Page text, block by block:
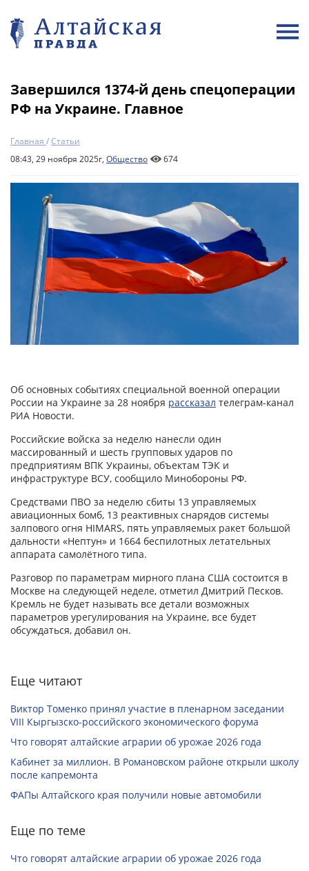
Завершился 1374-й день спецоперации
РФ на Украине. Главное
Главная /Статьи
08:43, 29 ноября 2025г, Общество 674
Об основных событиях специальной военной операции
России на Украине за 28 ноября рассказал телеграм-канал
РИА Новости.
Российские войска за неделю нанесли один
массированный и шесть групповых ударов по
предприятиям ВПК Украины, объектам ТЭК и
инфраструктуре ВСУ, сообщило Минобороны РФ.
Средствами ПВО за неделю сбиты 13 управляемых
авиационных бомб, 13 реактивных снарядов системы
залпового огня HIMARS, пять управляемых ракет большой
дальности «Нептун» и 1664 беспилотных летательных
аппарата самолётного типа.
Разговор по параметрам мирного плана США состоится в
Москве на следующей неделе, отметил Дмитрий Песков.
Кремль не будет называть все детали возможных
параметров урегулирования на Украине, все будет
обсуждаться, добавил он.
Еще читают
Виктор Томенко принял участие в пленарном заседании
VIII Кыргызско-российского экономического форума
Что говорят алтайские аграрии об урожае 2026 года
Кабинет за миллион. В Романовском районе открыли школу
после капремонта
ФАПы Алтайского края получили новые автомобили
Еще по теме
Что говорят алтайские аграрии об урожае 2026 года